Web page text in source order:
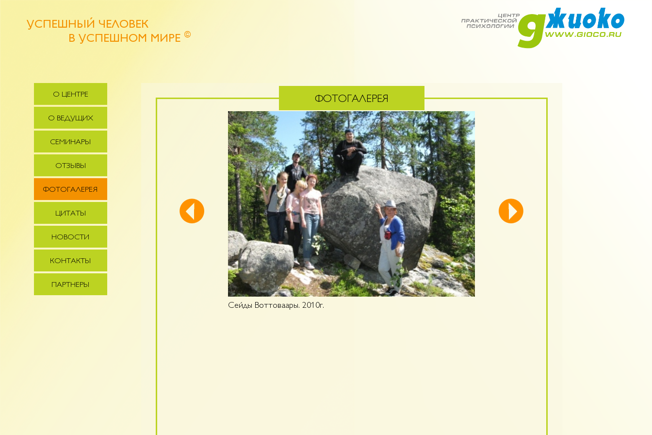
УСПЕШНЫЙ ЧЕЛОВЕК
В УСПЕШНОМ МИРЕ ©
О ЦЕНТРЕ
О ВЕДУЩИХ
СЕМИНАРЫ
ОТЗЫВЫ
ФОТОГАЛЕРЕЯ
ЦИТАТЫ
НОВОСТИ
КОНТАКТЫ
ПАРТНЕРЫ
ФОТОГАЛЕРЕЯ
Сейды Воттоваары. 2010г.